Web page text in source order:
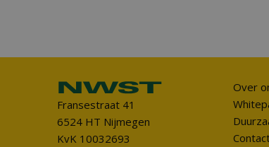
Fransestraat 41
6524 HT Nijmegen
KvK 10032693
Over